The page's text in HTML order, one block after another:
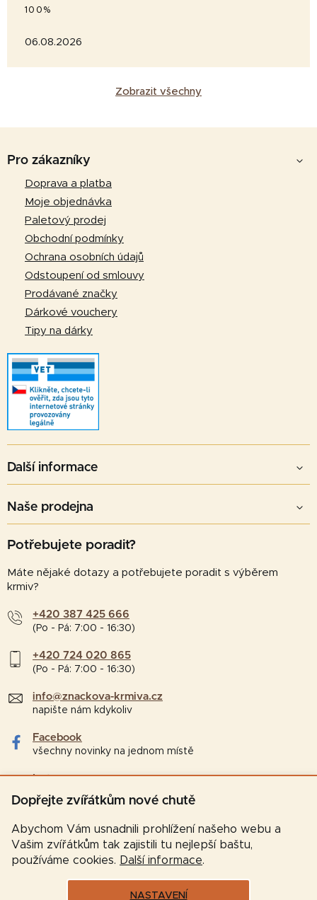
Dopřejte zvířátkům nové chutě
Abychom Vám usnadnili prohlížení našeho webu a
Vašim zvířátkům tak zajistili tu nejlepší baštu,
používáme cookies. Další informace.
NASTAVENÍ
100%
06.08.2026
Zobrazit všechny
Pro zákazníky
Doprava a platba
Moje objednávka
Paletový prodej
Obchodní podmínky
Ochrana osobních údajů
Odstoupení od smlouvy
Prodávané značky
Dárkové vouchery
Tipy na dárky
Další informace
Naše prodejna
Potřebujete poradit?
Máte nějaké dotazy a potřebujete poradit s výběrem
krmiv?
+420 387 425 666
(Po - Pá: 7:00 - 16:30)
+420 724 020 865
(Po - Pá: 7:00 - 16:30)
info@znackova-krmiva.cz
napište nám kdykoliv
Facebook
všechny novinky na jednom místě
Instagram
tipy a zajímavosti pro chovatele